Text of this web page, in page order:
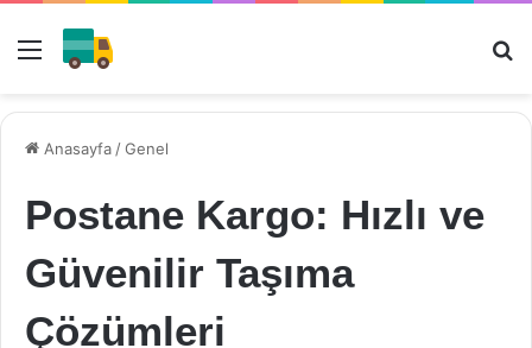
Menü
Anasayfa /Genel
Postane Kargo: Hızlı ve
Güvenilir Taşıma
Çözümleri